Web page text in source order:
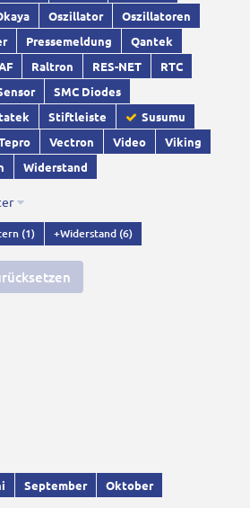
Oszillator
Oszillatoren
Pressemeldung
Qantek
Raltron RES-NET
RTC
SMC Diodes
Stiftleiste
Susumu
Vectron Video
Viking
Widerstand
(1) +Widerstand (6)
September Oktober